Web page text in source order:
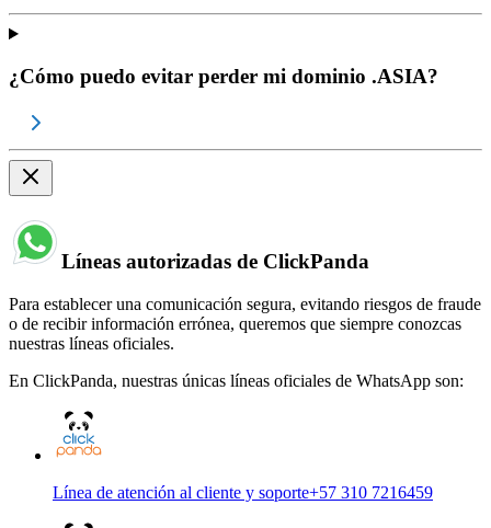
¿Cómo puedo evitar perder mi dominio .ASIA?
Líneas autorizadas de ClickPanda
Para establecer una comunicación segura, evitando riesgos de fraude
o de recibir información errónea, queremos que siempre conozcas
nuestras líneas oficiales.
En ClickPanda, nuestras únicas líneas oficiales de WhatsApp son:
Línea de atención al cliente y soporte+57 310 7216459